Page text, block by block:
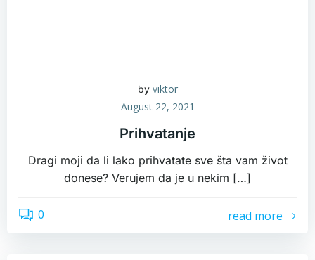
by viktor
August 22, 2021
Prihvatanje
Dragi moji da li lako prihvatate sve šta vam život
donese? Verujem da je u nekim […]
0 read more